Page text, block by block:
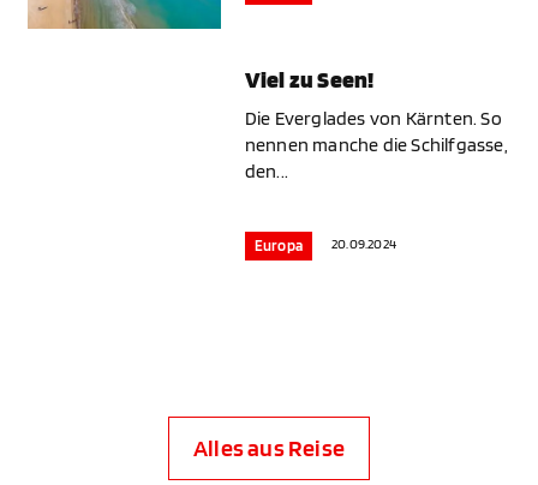
Viel zu Seen!
Die Everglades von Kärnten. So
nennen manche die Schilfgasse,
den...
Europa 20.09.2024
Alles aus Reise